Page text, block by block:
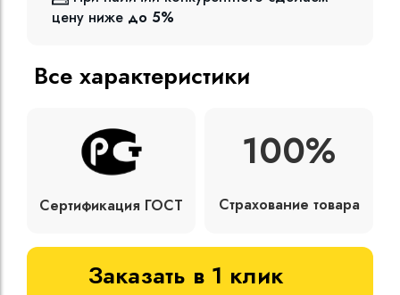
цену ниже до 5%
Все характеристики
Сертификация ГОСТ
100%
Страхование товара
Заказать в 1 клик